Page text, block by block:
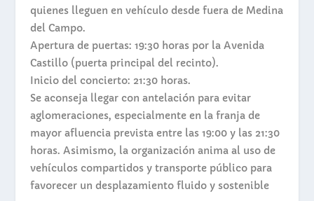
quienes lleguen en vehículo desde fuera de Medina
del Campo.
Apertura de puertas: 19:30 horas por la Avenida
Castillo (puerta principal del recinto).
Inicio del concierto: 21:30 horas.
Se aconseja llegar con antelación para evitar
aglomeraciones, especialmente en la franja de
mayor afluencia prevista entre las 19:00 y las 21:30
horas. Asimismo, la organización anima al uso de
vehículos compartidos y transporte público para
favorecer un desplazamiento fluido y sostenible